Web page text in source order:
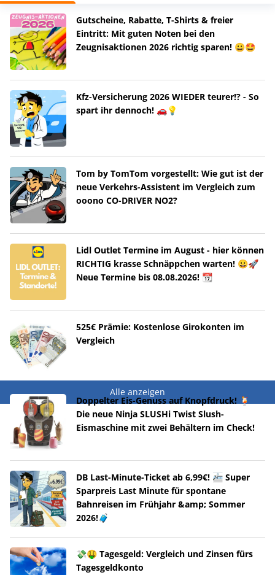
Gutscheine, Rabatte, T-Shirts & freier
Eintritt: Mit guten Noten bei den
Zeugnisaktionen 2026 richtig sparen! 😀🤩
Kfz-Versicherung 2026 WIEDER teurer!? - So
spart ihr dennoch! 🚗💡
Tom by TomTom vorgestellt: Wie gut ist der
neue Verkehrs-Assistent im Vergleich zum
ooono CO-DRIVER NO2?
Lidl Outlet Termine im August - hier können
RICHTIG krasse Schnäppchen warten! 😀🚀
Neue Termine bis 08.08.2026! 📆
525€ Prämie: Kostenlose Girokonten im
Vergleich
Alle anzeigen
Doppelter Eis-Genuss auf Knopfdruck! 🍹
Die neue Ninja SLUSHi Twist Slush-
Eismaschine mit zwei Behältern im Check!
DB Last-Minute-Ticket ab 6,99€! 🚈 Super
Sparpreis Last Minute für spontane
Bahnreisen im Frühjahr &amp; Sommer
2026!🧳
💸🤑 Tagesgeld: Vergleich und Zinsen fürs
Tagesgeldkonto